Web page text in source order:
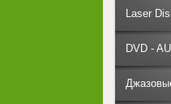
Laser
DVD -